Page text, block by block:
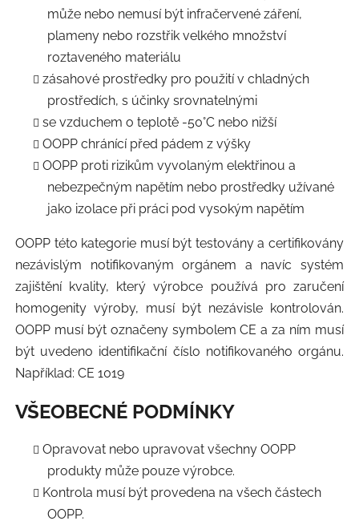
může nebo nemusí být infračervené záření,
plameny nebo rozstřik velkého množství
roztaveného materiálu
zásahové prostředky pro použití v chladných
prostředích, s účinky srovnatelnými
se vzduchem o teplotě -50°C nebo nižší
OOPP chránící před pádem z výšky
OOPP proti rizikům vyvolaným elektřinou a
nebezpečným napětím nebo prostředky užívané
jako izolace při práci pod vysokým napětím
OOPP této kategorie musí být testovány a certifikovány
nezávislým notifikovaným orgánem a navíc systém
zajištění kvality, který výrobce používá pro zaručení
homogenity výroby, musí být nezávisle kontrolován.
OOPP musí být označeny symbolem CE a za ním musí
být uvedeno identifikační číslo notifikovaného orgánu.
Například: CE 1019
VŠEOBECNÉ PODMÍNKY
Opravovat nebo upravovat všechny OOPP
produkty může pouze výrobce.
Kontrola musí být provedena na všech částech
OOPP.